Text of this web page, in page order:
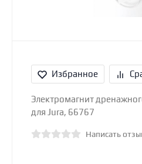
Избранное
Электромагнит
для Jura, 66767
Написать